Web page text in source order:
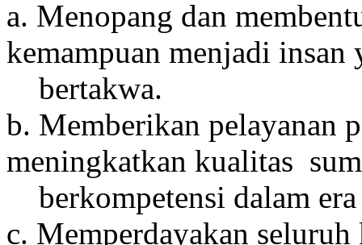
a. Menopang dan
kemampuan menjadi
bertakwa.
b. Memberikan pelayanan
meningkatkan kualitas
berkompetensi dalam
c. Memperdayakan